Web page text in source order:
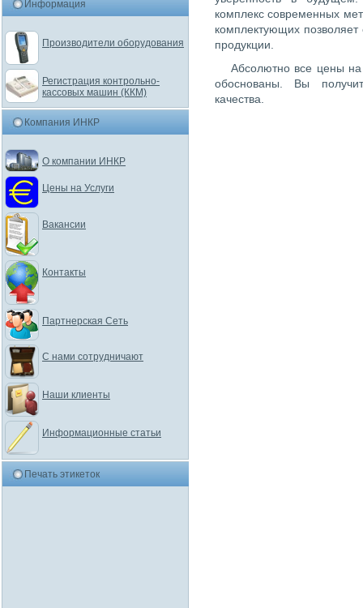
комплекс современных
комплектующих
продукции.
Абсолютно все цены на
обоснованы. Вы
качества.
Информация
Производители оборудования
Регистрация контрольно-
кассовых машин (ККМ)
Компания ИНКР
О компании ИНКР
Цены на Услуги
Вакансии
Контакты
Партнерская Сеть
С нами сотрудничают
Наши клиенты
Информационные статьи
Печать этикеток